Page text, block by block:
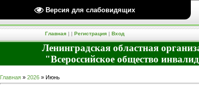
Версия для слабовидящих
Четверг, 06.08.2026, 13:53 Вы вошли какГость| Группа "
Приветствую Вас
Гость
Главная| | Регистрация| Вход
Ленинградская областная
"Всероссийское общество
Главная » 2026 » Июнь